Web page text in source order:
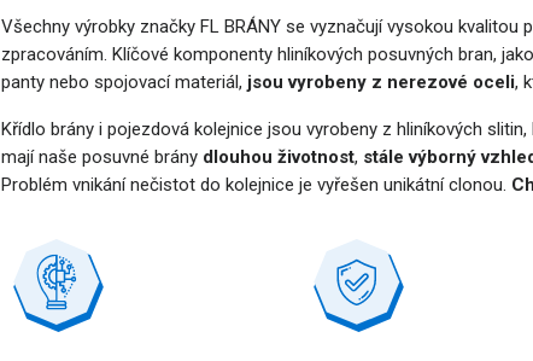
Všechny výrobky značky FL BRÁNY se vyznačují vysokou kvalitou
zpracováním. Klíčové komponenty hliníkových posuvných bran,
panty nebo spojovací materiál, jsou vyrobeny z nerezové oceli,
Křídlo brány i pojezdová kolejnice jsou vyrobeny z hliníkových slitin,
mají naše posuvné brány dlouhou životnost, stále výborný
Problém vnikání nečistot do kolejnice je vyřešen unikátní clonou.